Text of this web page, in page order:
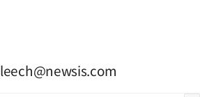
leech@newsis.com